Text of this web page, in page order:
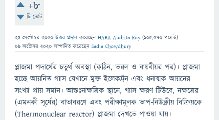
+8
টি ভোট
25 সেপ্টেম্বর 2020 উত্তর প্রদান করেছেন HABA Audrita Roy (105,570 পয়েন্ট)
09 অক্টোবর 2020 সম্পাদিত করেছেন Sadia Chowdhury
প্লাজমা পদার্থের চতুর্থ অবস্থা (কঠিন, তরল ও বায়বীয়র পর)। প্লাজমা
হচ্ছে আয়নিত গ্যাস যেখানে মুক্ত ইলেকট্রন এবং ধনাত্মক আয়নের
সংখ্যা প্রায় সমান। আন্তঃনাক্ষত্রিক স্থানে, গ্যাস ক্ষরণ টিউবে, নক্ষত্রের
(এমনকী সূর্যের) বাতাবরণে এবং পরীক্ষামূলক তাপ-নিউক্লীয় বিক্রিয়কে
(Thermonuclear reactor) প্লাজমা দেখতে পাওয়া যায়।